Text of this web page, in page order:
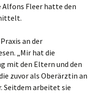
Alfons Fleer hatte den
an der
„Mir hat die
mit den Eltern und den
zuvor als Oberärztin an
Seitdem arbeitet sie